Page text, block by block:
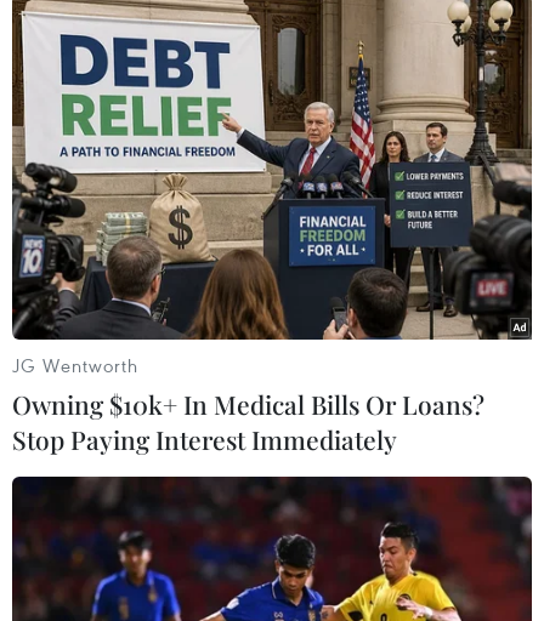
Hà Nội: Hoàn thành xét nghiệm 100%
người về từ Hải Dương trước 21/2
Để chủ động các biện pháp phòng, chống COVID-19,
Phó Chủ tịch thành phố Hà Nội đề nghị mở rộng diện
xét nghiệm đối với toàn bộ người dân về từ tỉnh Hải
Dương kể từ 0 giờ ngày 2/2 trở lại đây.
JG Wentworth
Owning $10k+ In Medical Bills Or Loans?
Stop Paying Interest Immediately